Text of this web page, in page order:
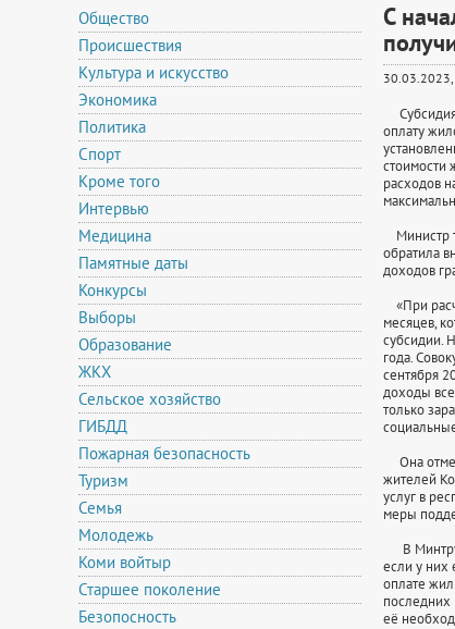
Общество
Происшествия
Культура и искусство
Экономика
Политика
Спорт
Кроме того
Интервью
Медицина
Памятные даты
Конкурсы
Выборы
Образование
ЖКХ
Сельское хозяйство
ГИБДД
Пожарная безопасность
Туризм
Семья
Молодежь
Коми войтыр
Старшее поколение
Безопосность
С
Субсидия
оплату
стоимости
расходов
Министр
обратила
доходов
«При
месяцев,
субсидии.
года.
сентября
доходы
только
Она
жителей
услуг в
меры
В
если у них
оплате
последних
её